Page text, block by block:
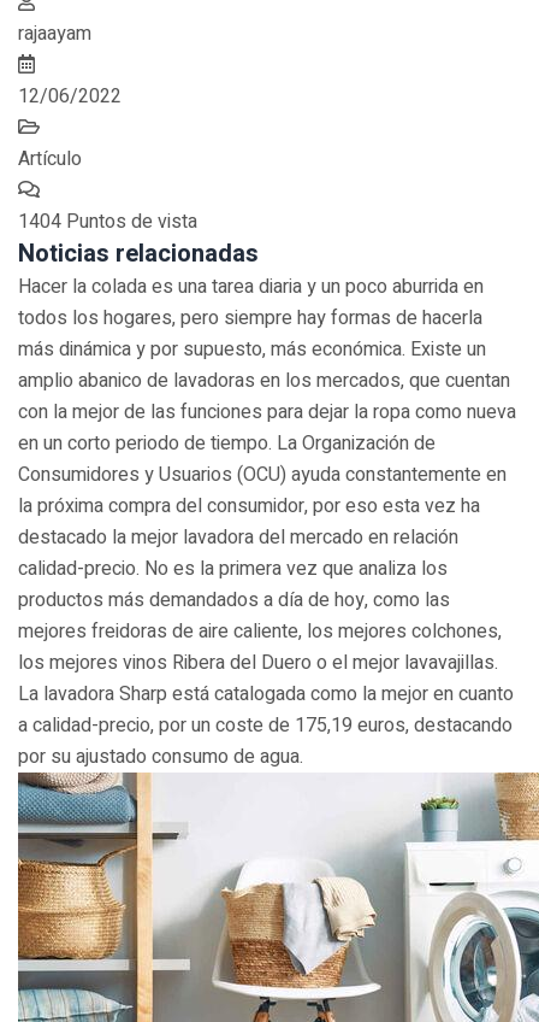
rajaayam
12/06/2022
Artículo
1404 Puntos de vista
Noticias relacionadas
Hacer la colada es una tarea diaria y un poco aburrida en
todos los hogares, pero siempre hay formas de hacerla
más dinámica y por supuesto, más económica. Existe un
amplio abanico de lavadoras en los mercados, que cuentan
con la mejor de las funciones para dejar la ropa como nueva
en un corto periodo de tiempo. La Organización de
Consumidores y Usuarios (OCU) ayuda constantemente en
la próxima compra del consumidor, por eso esta vez ha
destacado la mejor lavadora del mercado en relación
calidad-precio. No es la primera vez que analiza los
productos más demandados a día de hoy, como las
mejores freidoras de aire caliente, los mejores colchones,
los mejores vinos Ribera del Duero o el mejor lavavajillas.
La lavadora Sharp está catalogada como la mejor en cuanto
a calidad-precio, por un coste de 175,19 euros, destacando
por su ajustado consumo de agua.